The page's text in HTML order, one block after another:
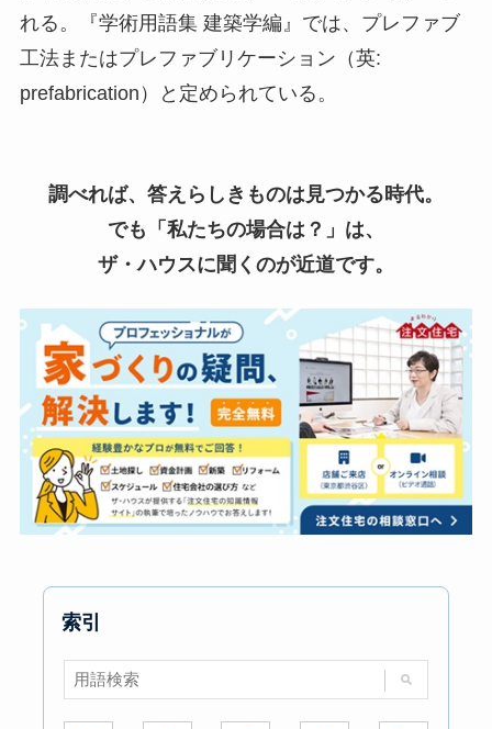
れる。『学術用語集 建築学編』では、プレファブ
工法またはプレファブリケーション（英:
prefabrication）と定められている。
調べれば、答えらしきものは見つかる時代。
でも「私たちの場合は？」は、
ザ・ハウスに聞くのが近道です。
索引